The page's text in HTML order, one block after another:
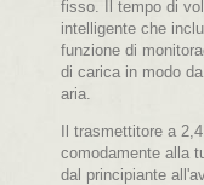
fisso. Il tempo di
intelligente che
funzione di
di carica in modo
aria.
Il trasmettitore a
comodamente alla
dal principiante